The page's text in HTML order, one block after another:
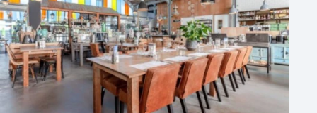
6 - 10 zalen
10 of meer zalen
Aantal personen
1 - 50 personen
50 - 100 personen